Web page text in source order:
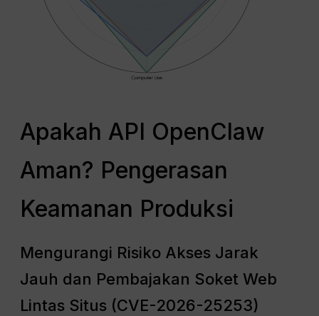
Apakah API OpenClaw
Aman? Pengerasan
Keamanan Produksi
Mengurangi Risiko Akses Jarak
Jauh dan Pembajakan Soket Web
Lintas Situs (CVE-2026-25253)